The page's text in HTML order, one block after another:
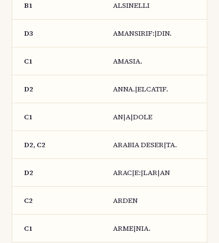
B1 ALSINELLI
D3 AMANSIRIF:|DIN.
C1 AMASIA.
D2 ANNA.|ELCATIF.
C1 AN|A|DOLE
D2, C2 ARABIA DESER|TA.
D2 ARAC|E:|LAR|AN
C2 ARDEN
C1 ARME|NIA.